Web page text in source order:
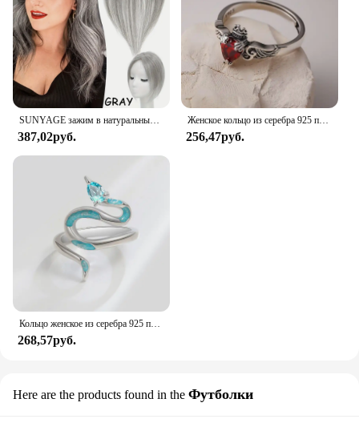
387,02руб.
Женское кольцо из серебра 925 пробы с красным Цирконом
256,47руб.
Кольцо женское из серебра 925 пробы с голубым цветом
268,57руб.
Here are the products found in the Футболки